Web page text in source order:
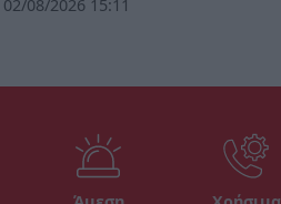
02/08/2026 15:11